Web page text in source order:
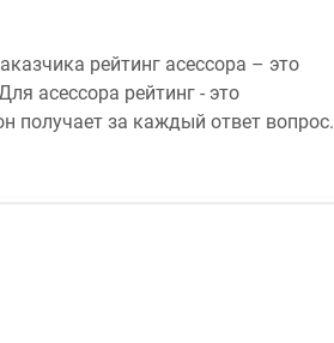
рейтинг асессора – это
асессора рейтинг - это
получает за каждый ответ вопрос.